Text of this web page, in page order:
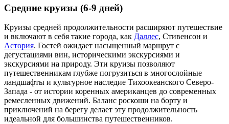
Средние круизы (6-9 дней)
Круизы средней продолжительности расширяют путешествие
и включают в себя такие города, как Даллес, Стивенсон и
Астория. Гостей ожидает насыщенный маршрут с
дегустациями вин, историческими экскурсиями и
экскурсиями на природу. Эти круизы позволяют
путешественникам глубже погрузиться в многослойные
ландшафты и культурное наследие Тихоокеанского Северо-
Запада - от истории коренных американцев до современных
ремесленных движений. Баланс роскоши на борту и
приключений на берегу делает эту продолжительность
идеальной для большинства путешественников.